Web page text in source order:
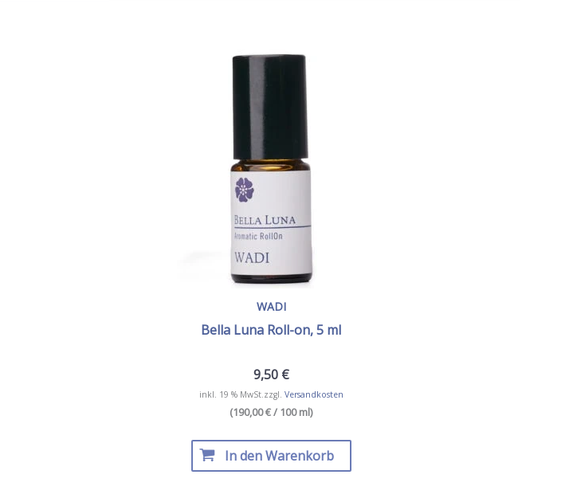
WADI
Bella Luna Roll-on, 5 ml
9,50 €
inkl. 19 % MwSt.zzgl. Versandkosten
(190,00 € / 100 ml)
In den Warenkorb